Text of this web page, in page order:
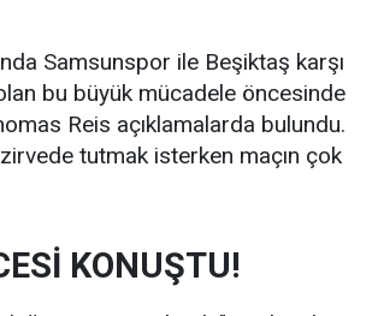
Samsunspor ile Beşiktaş karşı
bu büyük mücadele öncesinde
Reis açıklamalarda bulundu.
tutmak isterken maçın çok
KONUŞTU!